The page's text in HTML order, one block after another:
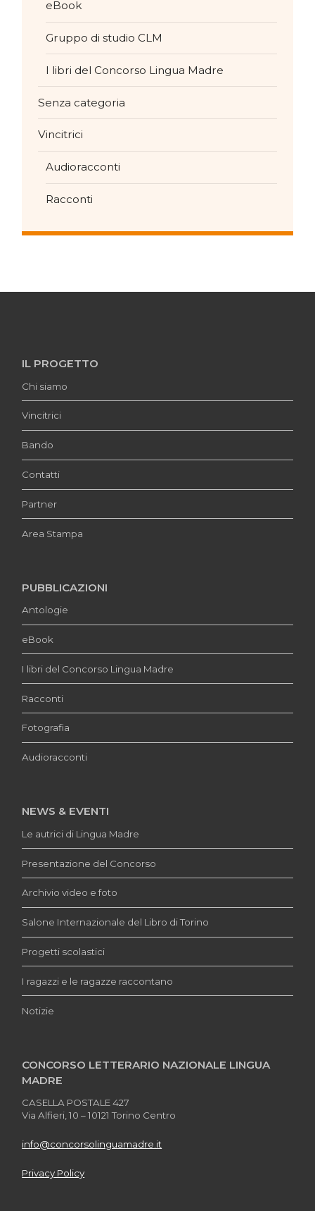
eBook
Gruppo di studio CLM
I libri del Concorso Lingua Madre
Senza categoria
Vincitrici
Audioracconti
Racconti
IL PROGETTO
Chi siamo
Vincitrici
Bando
Contatti
Partner
Area Stampa
PUBBLICAZIONI
Antologie
eBook
I libri del Concorso Lingua Madre
Racconti
Fotografia
Audioracconti
NEWS & EVENTI
Le autrici di Lingua Madre
Presentazione del Concorso
Archivio video e foto
Salone Internazionale del Libro di Torino
Progetti scolastici
I ragazzi e le ragazze raccontano
Notizie
CONCORSO LETTERARIO NAZIONALE LINGUA
MADRE
CASELLA POSTALE 427
Via Alfieri, 10 – 10121 Torino Centro
info@concorsolinguamadre.it
Privacy Policy